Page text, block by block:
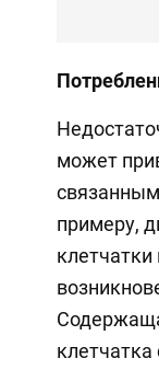
может
примеру,